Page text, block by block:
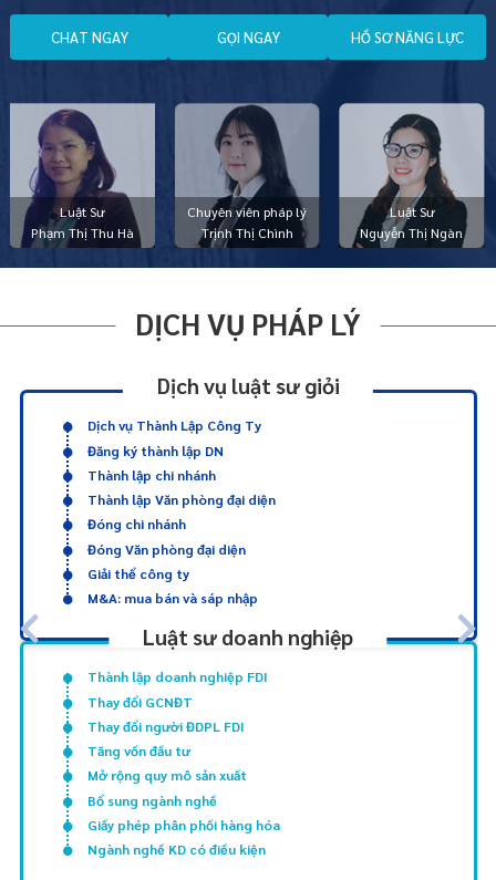
Luật Sư
Phạm Thị Thu Hà
Chuyên viên pháp lý
Trịnh Thị Chình
Luật Sư
Nguyễn Thị Ngàn
CHAT NGAY GỌI NGAY HỒ SƠ NĂNG LỰC
DỊCH VỤ PHÁP LÝ
Dịch vụ luật sư giỏi
Dịch vụ Thành Lập Công Ty
Đăng ký thành lập DN
Thành lập chi nhánh
Thành lập Văn phòng đại diện
Đóng chi nhánh
Đóng Văn phòng đại diện
Giải thể công ty
M&A: mua bán và sáp nhập
Luật sư doanh nghiệp
Thành lập doanh nghiệp FDI
Thay đổi GCNĐT
Thay đổi người ĐDPL FDI
Tăng vốn đầu tư
Mở rộng quy mô sản xuất
Bổ sung ngành nghề
Giấy phép phân phối hàng hóa
Ngành nghề KD có điều kiện